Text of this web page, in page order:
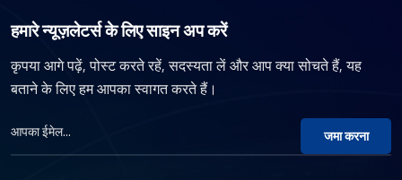
हमारे न्यूज़लेटर्स के लिए साइन अप करें
कृपया आगे पढ़ें, पोस्ट करते रहें, सदस्यता लें और आप क्या सोचते हैं, यह
बताने के लिए हम आपका स्वागत करते हैं।
जमा करना